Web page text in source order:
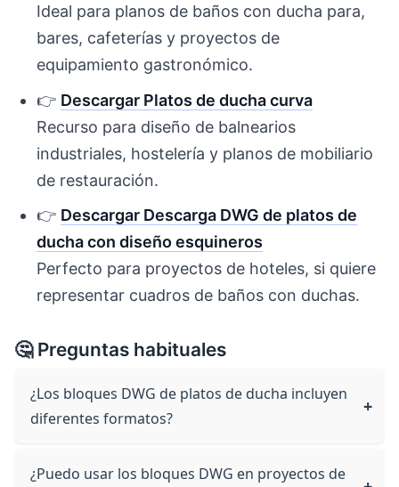
Ideal para planos de baños con ducha para,
bares, cafeterías y proyectos de
equipamiento gastronómico.
👉 Descargar Platos de ducha curva
Recurso para diseño de balnearios
industriales, hostelería y planos de mobiliario
de restauración.
👉 Descargar Descarga DWG de platos de
ducha con diseño esquineros
Perfecto para proyectos de hoteles, si quiere
representar cuadros de baños con duchas.
🤔 Preguntas habituales
¿Los bloques DWG de platos de ducha incluyen
diferentes formatos?
¿Puedo usar los bloques DWG en proyectos de